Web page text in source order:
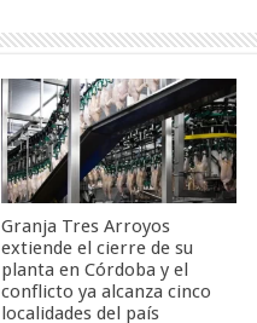
Granja Tres Arroyos
extiende el cierre de su
planta en Córdoba y el
conflicto ya alcanza cinco
localidades del país